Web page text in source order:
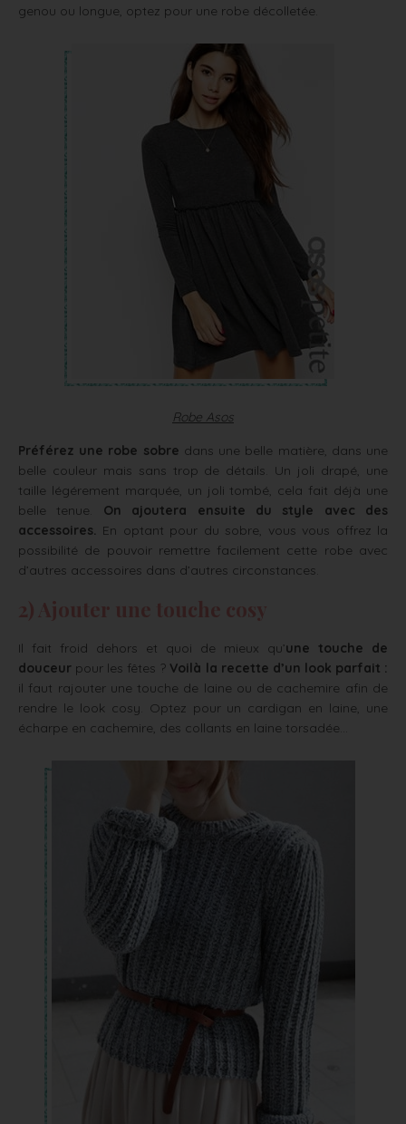
genou ou longue, optez pour une robe décolletée.
Robe Asos
Préférez une robe sobre dans une belle matière, dans une
belle couleur mais sans trop de détails. Un joli drapé, une
taille légérement marquée, un joli tombé, cela fait déjà une
belle tenue. On ajoutera ensuite du style avec des
accessoires. En optant pour du sobre, vous vous offrez la
possibilité de pouvoir remettre facilement cette robe avec
d’autres accessoires dans d’autres circonstances.
Il fait froid dehors et quoi de mieux qu’une touche de
douceur pour les fêtes ? Voilà la recette d’un look parfait :
il faut rajouter une touche de laine ou de cachemire afin de
rendre le look cosy. Optez pour un cardigan en laine, une
écharpe en cachemire, des collants en laine torsadée…